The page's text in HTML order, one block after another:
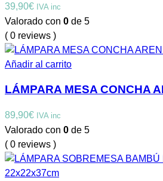
39,90€ IVA inc
Valorado con 0 de 5
( 0 reviews )
Añadir al carrito
LÁMPARA MESA CONCHA
89,90€ IVA inc
Valorado con 0 de 5
( 0 reviews )